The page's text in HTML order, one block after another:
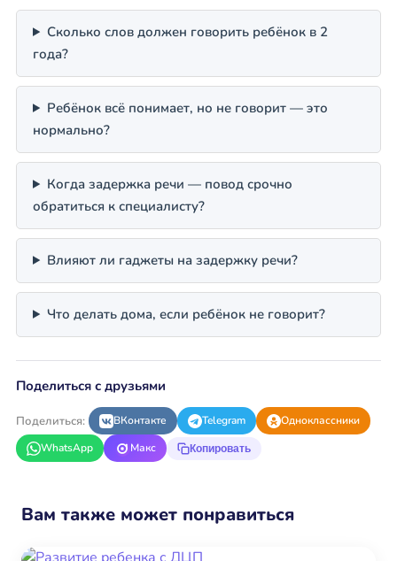
Сколько слов должен говорить ребёнок в 2
года?
Ребёнок всё понимает, но не говорит — это
нормально?
Когда задержка речи — повод срочно
обратиться к специалисту?
Влияют ли гаджеты на задержку речи?
Что делать дома, если ребёнок не говорит?
Поделиться с друзьями
Поделиться: ВКонтакте Telegram
Одноклассники
WhatsApp
Макс Копировать
Вам также может понравиться